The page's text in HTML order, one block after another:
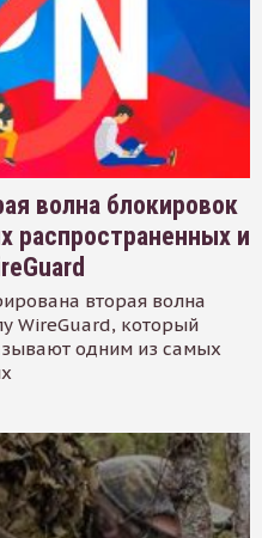
волна блокировок
распространенных и
вторая волна
WireGuard, который
одним из самых